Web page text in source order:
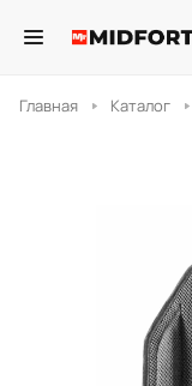
Главная Каталог